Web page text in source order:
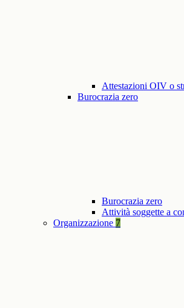
Attestazioni OIV o
Burocrazia zero
Burocrazia zero
Attività soggette a
Organizzazione 7